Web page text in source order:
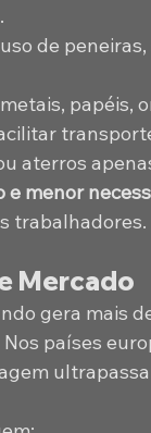
.
de
papéis,
aterros
e menor
trabalhadores.
Mercado
gera mais
Nos países